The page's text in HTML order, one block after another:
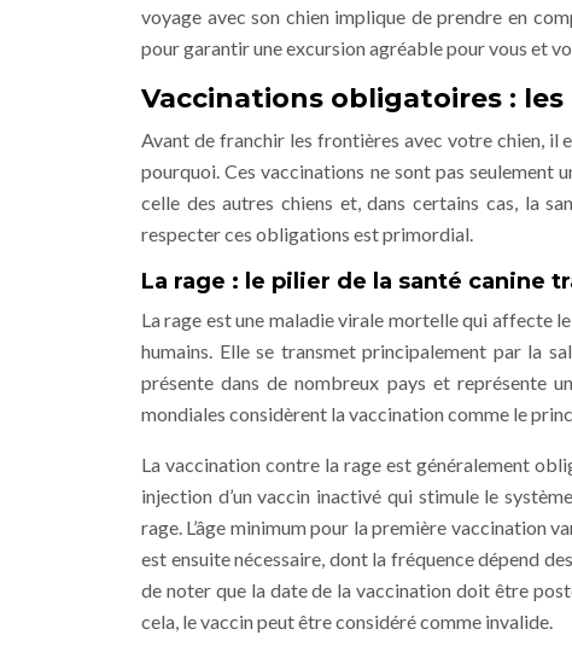
voyage avec son chien implique de prendre en
pour garantir une excursion agréable pour vous et
Vaccinations obligatoires :
Avant de franchir les frontières avec votre chien, il
pourquoi. Ces vaccinations ne sont pas
celle des autres chiens et, dans certains cas, la
respecter ces obligations est primordial.
La rage : le pilier de la santé canine
La rage est une maladie virale mortelle qui affecte
humains. Elle se transmet principalement par la
présente dans de nombreux pays et représente
mondiales considèrent la vaccination comme le
La vaccination contre la rage est généralement
injection d’un vaccin inactivé qui stimule le
rage. L’âge minimum pour la première vaccination
est ensuite nécessaire, dont la fréquence dépend
de noter que la date de la vaccination doit être
cela, le vaccin peut être considéré comme invalide.